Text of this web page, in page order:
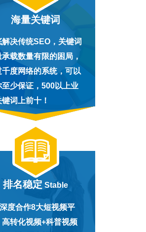
海量关键词
解决传统SEO，关键词
载数量有限的困局，
千度网络的系统，可以
至少保证，500以上业
词上前十！
排名稳定 Stable
度合作8大短视频平
高转化视频+科普视频